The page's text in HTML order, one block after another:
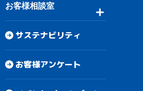
お客様相談室
サステナビリティ
お客様アンケート